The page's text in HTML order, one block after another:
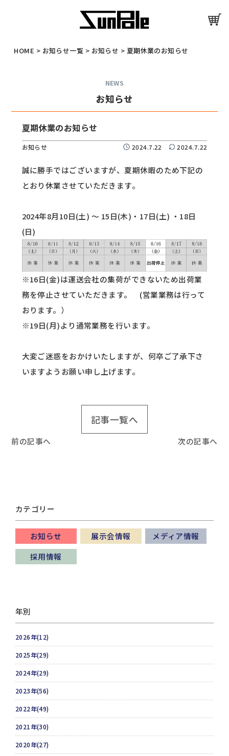
HOME > お知らせ一覧 > お知らせ > 夏期休業のお知らせ
NEWS
お知らせ
夏期休業のお知らせ
お知らせ 2024.7.22 2024.7.22
誠に勝手ではございますが、夏期休暇のため下記の
とおり休業させていただきます。
2024年8月10日(土) ～ 15日(木)・17日(土) ・18日
(日)
※16日(金)は運送会社の集荷ができないため出荷業
務を停止させていただきます。 (営業業務は行って
おります。）
※19日(月)より通常業務を行います。
大変ご迷惑をおかけいたしますが、何卒ご了承下さ
いますようお願い申し上げます。
記事一覧へ
前の記事へ 次の記事へ
カテゴリー
お知らせ 展示会情報
メディア情報
採用情報
年別
2026年(12)
2025年(29)
2024年(29)
2023年(56)
2022年(49)
2021年(30)
2020年(27)